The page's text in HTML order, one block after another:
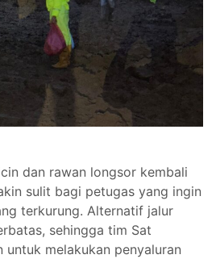
dan rawan longsor kembali
sulit bagi petugas yang ingin
terkurung. Alternatif jalur
sehingga tim Sat
untuk melakukan penyaluran